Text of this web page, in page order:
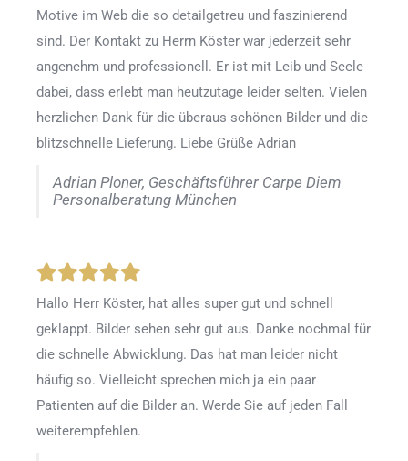
Motive im Web die so detailgetreu und faszinierend
sind. Der Kontakt zu Herrn Köster war jederzeit sehr
angenehm und professionell. Er ist mit Leib und Seele
dabei, dass erlebt man heutzutage leider selten. Vielen
herzlichen Dank für die überaus schönen Bilder und die
blitzschnelle Lieferung. Liebe Grüße Adrian
Adrian Ploner, Geschäftsführer Carpe Diem
Personalberatung München
Hallo Herr Köster, hat alles super gut und schnell
geklappt. Bilder sehen sehr gut aus. Danke nochmal für
die schnelle Abwicklung. Das hat man leider nicht
häufig so. Vielleicht sprechen mich ja ein paar
Patienten auf die Bilder an. Werde Sie auf jeden Fall
weiterempfehlen.